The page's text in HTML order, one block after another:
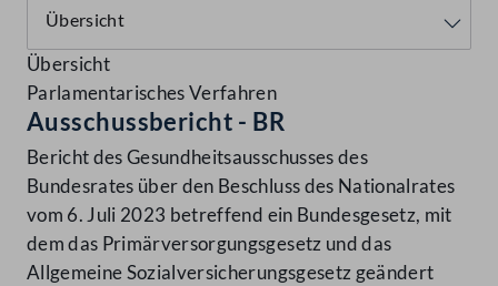
Übersicht
Parlamentarisches Verfahren
Ausschussbericht - BR
Bericht des Gesundheitsausschusses des
Bundesrates über den Beschluss des Nationalrates
vom 6. Juli 2023 betreffend ein Bundesgesetz, mit
dem das Primärversorgungsgesetz und das
Allgemeine Sozialversicherungsgesetz geändert